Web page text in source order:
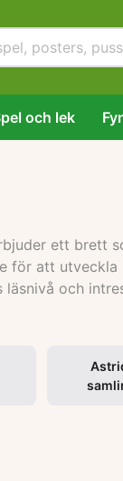
och lek
ett
för att
och